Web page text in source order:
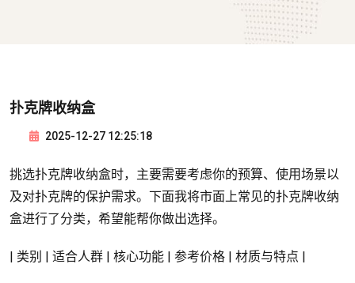
扑克牌收纳盒
2025-12-27 12:25:18
挑选扑克牌收纳盒时，主要需要考虑你的预算、使用场景以
及对扑克牌的保护需求。下面我将市面上常见的扑克牌收纳
盒进行了分类，希望能帮你做出选择。
| 类别 | 适合人群 | 核心功能 | 参考价格 | 材质与特点 |